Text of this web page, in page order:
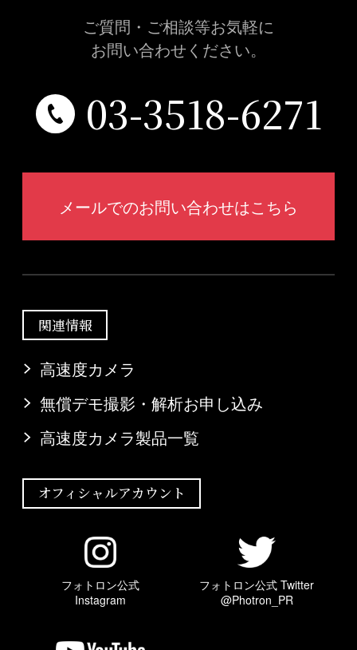
ご質問・ご相談等お気軽に
お問い合わせください。
03-3518-6271
メールでのお問い合わせはこちら
関連情報
高速度カメラ
無償デモ撮影・解析お申し込み
高速度カメラ製品一覧
オフィシャルアカウント
フォトロン公式
Instagram
フォトロン公式 Twitter
@Photron_PR